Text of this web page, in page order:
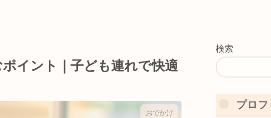
イント｜子ども連れで快適
おでかけ
検索
プロ